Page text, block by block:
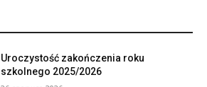
Uroczystość zakończenia roku
szkolnego 2025/2026